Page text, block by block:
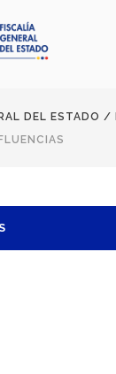
DEL ESTADO /